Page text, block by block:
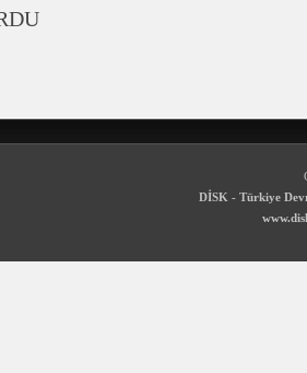
DİSK - Türkiye